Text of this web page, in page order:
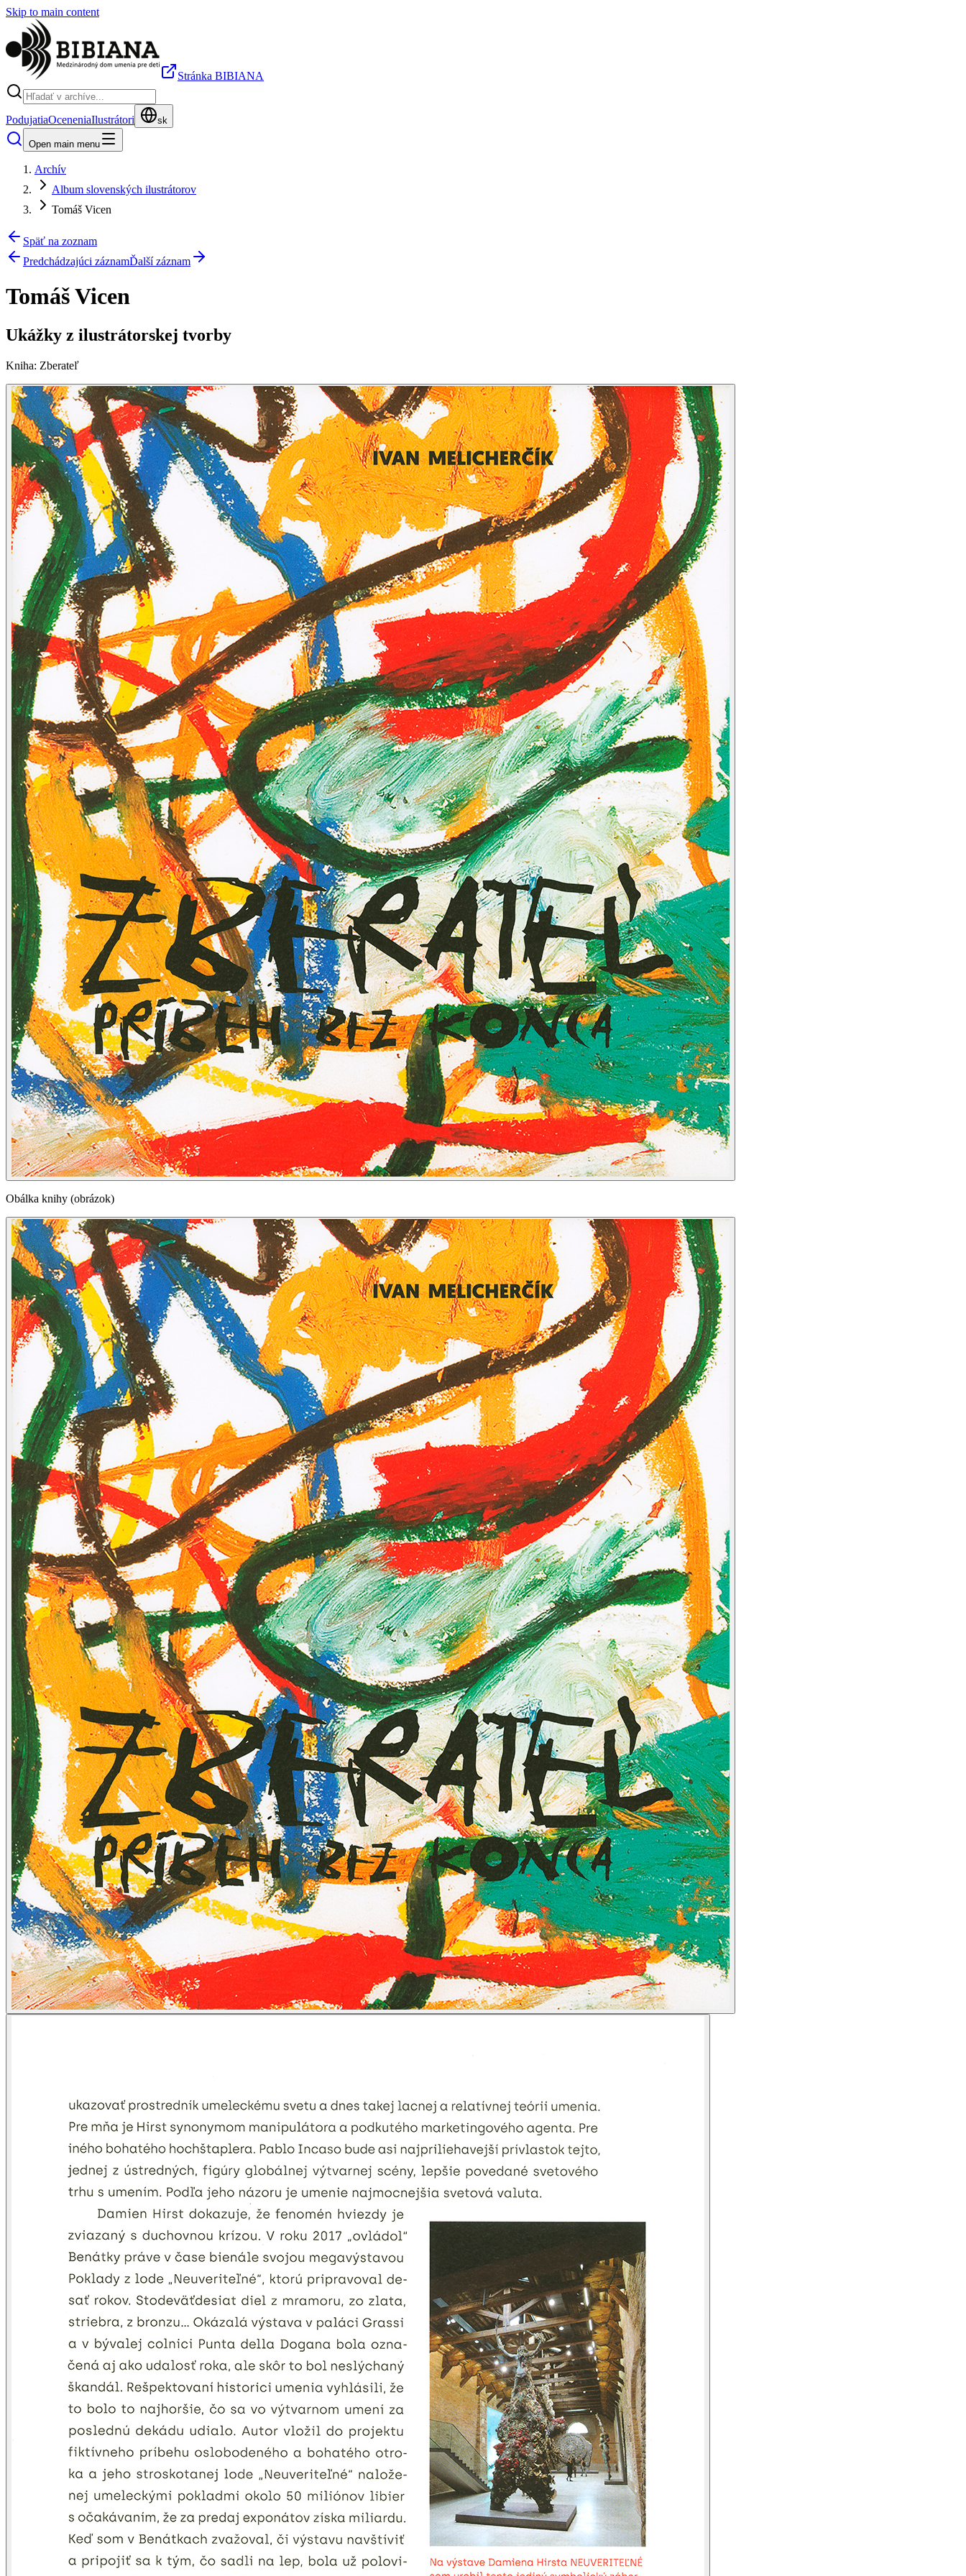
Skip to main content
Stránka BIBIANA
PodujatiaOceneniaIlustrátori sk
Open main menu
Archív
Album slovenských ilustrátorov
Tomáš Vicen
Späť na zoznam
Predchádzajúci záznamĎalší záznam
Tomáš Vicen
Ukážky z ilustrátorskej tvorby
Kniha: Zberateľ
Obálka knihy (obrázok)